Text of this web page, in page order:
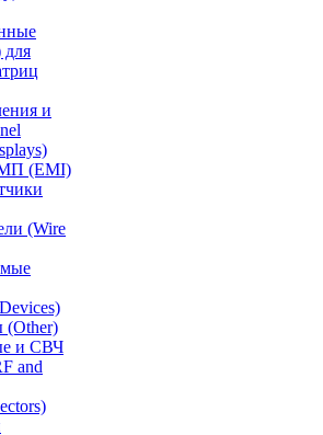
и
(EMI)
(Wire
(Other)
и СВЧ
and